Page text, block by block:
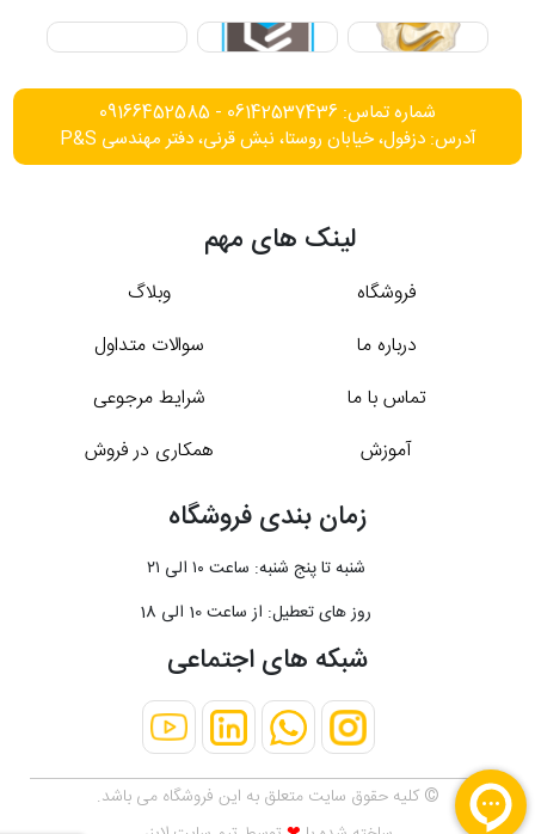
شماره تماس: 06142537436 - 09166452585
آدرس: دزفول، خیابان روستا، نبش قرنی، دفتر مهندسی P&S
لینک های مهم
فروشگاه
وبلاگ
درباره ما
سوالات متداول
تماس با ما
شرایط مرجوعی
آموزش
همکاری در فروش
زمان بندی فروشگاه
شنبه تا پنج شنبه: ساعت ۱۰ الی ۲۱
روز های تعطیل: از ساعت 10 الی 18
شبکه های اجتماعی
© کلیه حقوق سایت متعلق به این فروشگاه می باشد.